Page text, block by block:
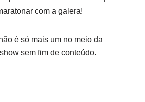
com a galera!
é só mais um no meio da
sem fim de conteúdo.